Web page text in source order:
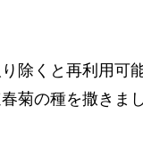
除くと再利用可
菊の種を撒きまし